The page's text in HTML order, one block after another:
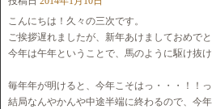
こんにちは！久々の三次です。
ご挨拶遅れましたが、新年あけましておめで
今年は午年ということで、馬のように駆け抜
毎年年が明けると、今年こそはっ・・・！！
結局なんやかんや中途半端に終わるので、今